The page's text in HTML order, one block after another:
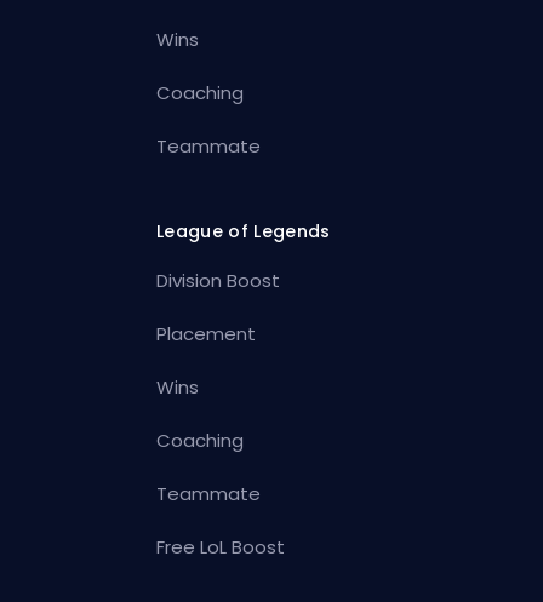
Wins
Coaching
Teammate
League of Legends
Division Boost
Placement
Wins
Coaching
Teammate
Free LoL Boost